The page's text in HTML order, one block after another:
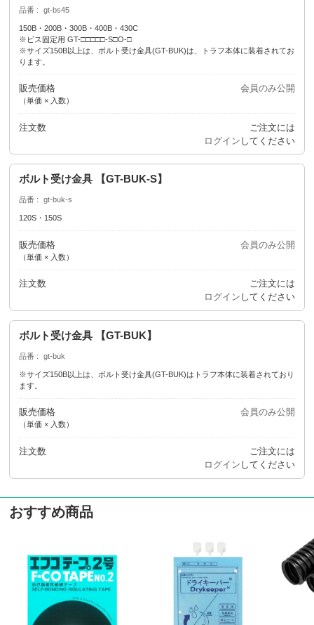
品番 gt-bs45
150B・200B・300B・400B・430C
※ビス固定用 GT-□□□□□-S□O-□
※サイズ150B以上は、ボルト受け金具(GT-BUK)は、トラフ本体に装着されてお
ります。
販売価格
（単価 × 入数）
会員のみ公開
注文数
ご注文には
ログイン してください
ボルト受け金具 【GT-BUK-S】
品番 gt-buk-s
120S・150S
販売価格
（単価 × 入数）
会員のみ公開
注文数
ご注文には
ログイン してください
ボルト受け金具 【GT-BUK】
品番 gt-buk
※サイズ150B以上は、ボルト受け金具(GT-BUK)はトラフ本体に装着されており
ます。
販売価格
（単価 × 入数）
会員のみ公開
注文数
ご注文には
ログイン してください
おすすめ商品